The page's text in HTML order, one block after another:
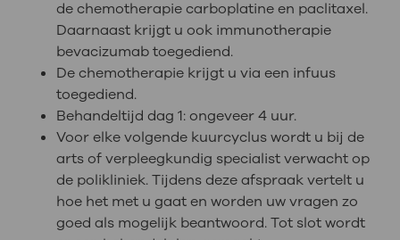
de chemotherapie carboplatine en paclitaxel.
Daarnaast krijgt u ook immunotherapie
bevacizumab toegediend.
De chemotherapie krijgt u via een infuus
toegediend.
Behandeltijd dag 1: ongeveer 4 uur.
Voor elke volgende kuurcyclus wordt u bij de
arts of verpleegkundig specialist verwacht op
de polikliniek. Tijdens deze afspraak vertelt u
hoe het met u gaat en worden uw vragen zo
goed als mogelijk beantwoord. Tot slot wordt